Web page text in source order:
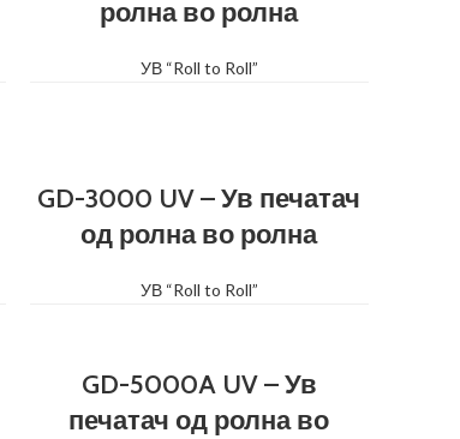
ролна во ролна
УВ “Roll to Roll”
GD-3000 UV – Ув печатач
од ролна во ролна
УВ “Roll to Roll”
GD-5000A UV – Ув
печатач од ролна во